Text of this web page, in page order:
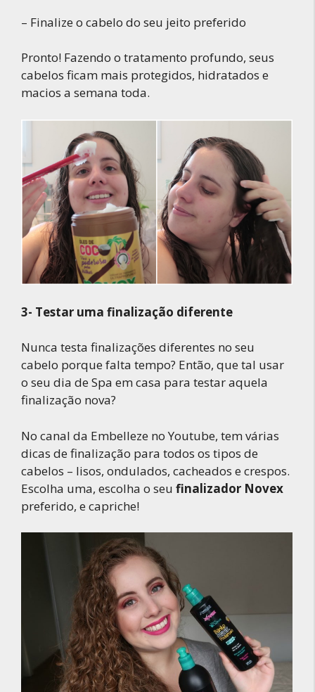
– Finalize o cabelo do seu jeito preferido
Pronto! Fazendo o tratamento profundo, seus
cabelos ficam mais protegidos, hidratados e
macios a semana toda.
3- Testar uma finalização diferente
Nunca testa finalizações diferentes no seu
cabelo porque falta tempo? Então, que tal usar
o seu dia de Spa em casa para testar aquela
finalização nova?
No canal da Embelleze no Youtube, tem várias
dicas de finalização para todos os tipos de
cabelos – lisos, ondulados, cacheados e crespos.
Escolha uma, escolha o seu finalizador Novex
preferido, e capriche!